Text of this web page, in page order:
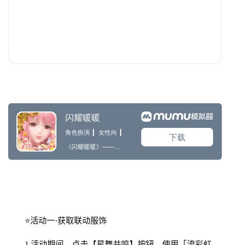
⭐活动一·获取联动服饰